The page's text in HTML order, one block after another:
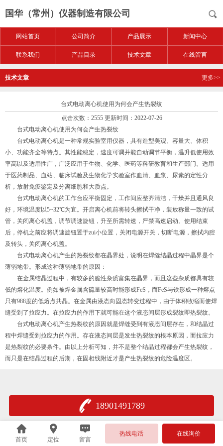
国华（常州）仪器制造有限公司
网站首页 公司简介 产品展示 新闻中心
联系我们 产品目录 技术文章 在线留言
技术文章 更多>>
台式电动离心机使用为何会产生热裂纹
点击次数：2555 更新时间：2022-07-26
台式电动离心机使用为何会产生热裂纹
台式电动离心机是一种常规实验室用仪器，具有造型美观、容量大、体积
小、功能齐全等特点。其性能稳定，速度可调并能自动调节平衡，温升低使用效
率高以及适用性广，广泛应用于生物、化学、医药等科研教育和生产部门。适用
于医药制品、血站、临床试验及生物化学实验室作血清、血浆、尿素的定性分
析，放射免疫鉴定及分离细胞和大质点。
台式电动离心机的工作台应平衡固定，工作间应整齐清洁，干燥并且通风良
好，环境温度以5~32℃为宜。开启离心机前将转头擦拭干净，装放称量一致的试
管，关闭离心机盖，调节调速旋钮，升至所需转速，严禁高速启动。使用结束
后，停机之前应将调速旋钮置于zui小位置，关闭电源开关，切断电源，擦拭内腔
及转头，关闭离心机盖。
台式电动离心机产生的热裂纹都在晶界处，说明在焊缝结晶过程中晶界是个
薄弱地带。形成这种薄弱地带的原因：
在金属结晶过程中，有较多的脆性杂质富集在晶界，而且这些杂质都具有较
低的熔化温度。例如被焊金属含硫量较高时能形成FeS，而FeS与铁形成一种熔点
只有988度的低熔点共晶。在金属由液态向固态转变过程中，由于体积收缩而使焊
缝受到了拉应力。在拉应力的作用下就可能在这个液态间层形成裂纹即热裂纹。
台式电动离心机产生热裂纹的原因就是焊缝受到有液态间层存在，和结晶过
程中焊缝受到拉应力的作用。存在液态间层是发生热裂纹的根本原因，而拉应力
是热裂纹的必要条件。由以上分析可知，并不是整个结晶过程都会产生热裂纹，
而只是在结晶过程的后期，在固相线附近才是产生热裂纹的危险温度区。
18901491789
首页 定位 留言
热线电话 在线询价